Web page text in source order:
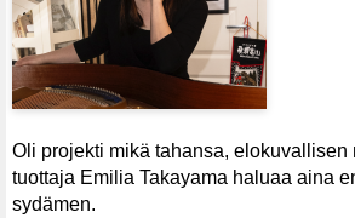
Oli projekti mikä tahansa, elokuvallisen
tuottaja Emilia Takayama haluaa aina
sydämen.